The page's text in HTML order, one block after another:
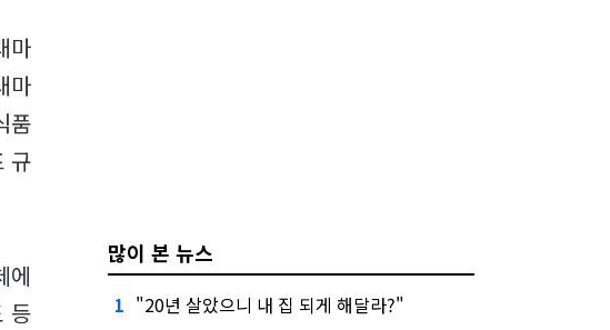
마
마
품
규
에
등
많이 본 뉴스
1 "20년 살았으니 내 집 되게 해달라?"